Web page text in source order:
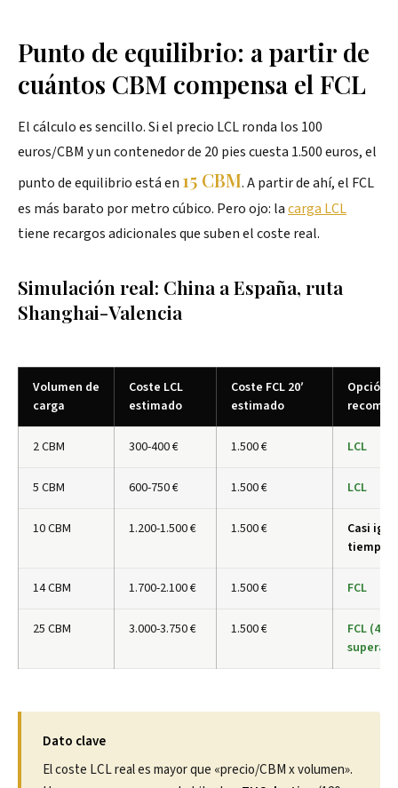
Punto de equilibrio: a partir de
cuántos CBM compensa el FCL
El cálculo es sencillo. Si el precio LCL ronda los 100
euros/CBM y un contenedor de 20 pies cuesta 1.500 euros, el
punto de equilibrio está en 15 CBM. A partir de ahí, el FCL
es más barato por metro cúbico. Pero ojo: lacarga LCL
tiene recargos adicionales que suben el coste real.
Simulación real: China a España, ruta
Shanghai-Valencia
Volumen de
carga
Coste LCL
estimado
Coste FCL 20′
estimado
Opción
2 CBM 300-400 € 1.500 € LCL
5 CBM 600-750 € 1.500 € LCL
10 CBM 1.200-1.500 € 1.500 €
Casi
tiempo)
14 CBM 1.700-2.100 € 1.500 € FCL
25 CBM 3.000-3.750 € 1.500 €
FCL (40′
superas
Dato clave
El coste LCL real es mayor que «precio/CBM x volumen».